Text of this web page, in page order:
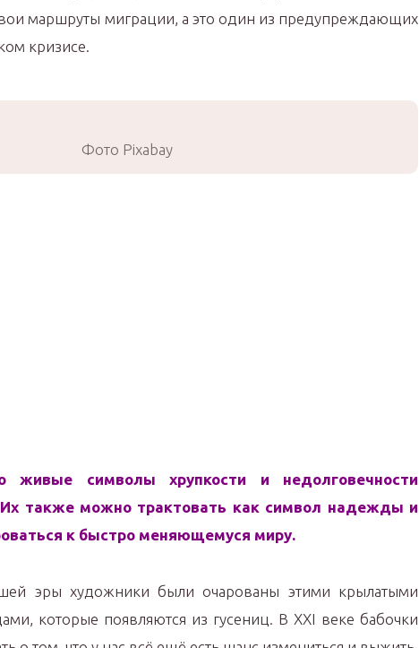
маршруты миграции, а это один из предупреждающих
кризисе.
Фото Pixabay
живые символы хрупкости и недолговечности
также можно трактовать как символ надежды и
к быстро меняющемуся миру.
эры художники были очарованы этими крылатыми
которые появляются из гусениц. В XXI веке бабочки